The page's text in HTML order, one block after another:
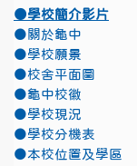
●學校簡介影片
●關於龜中
●學校願景
●校舍平面圖
●龜中校徽
●學校現況
●學校分機表
●本校位置及學區